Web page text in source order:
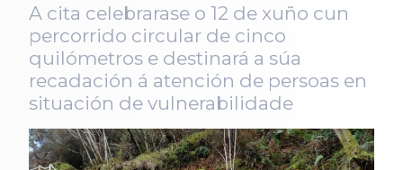
A cita celebrarase o 12 de xuño cun
percorrido circular de cinco
quilómetros e destinará a súa
recadación á atención de persoas en
situación de vulnerabilidade